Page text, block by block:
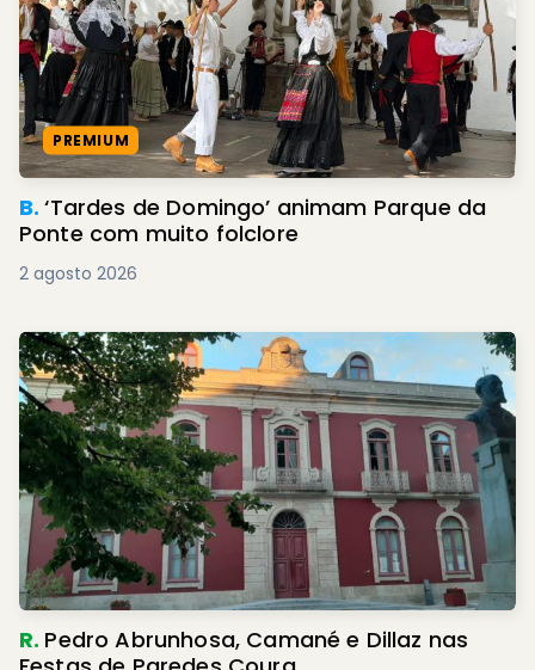
PREMIUM
B.‘Tardes de Domingo’ animam Parque da
Ponte com muito folclore
2 agosto 2026
R. Pedro Abrunhosa, Camané e Dillaz nas